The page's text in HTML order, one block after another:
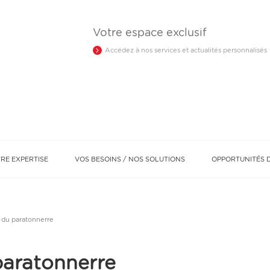
Votre espace exclusif
Accédez à nos services et actualités personnalisés
EXPERTISE VOS BESOINS / NOS SOLUTIONS OPPORTUNITÉS
paratonnerre